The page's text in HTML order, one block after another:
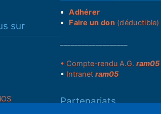
sur
Adhérer
Faire un don(déductible)
• Compte-rendu A.G. ram05
• Intranet ram05
Partenariats